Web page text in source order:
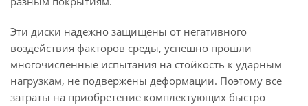
Эти диски надежно защищены от негативного
воздействия факторов среды, успешно прошли
многочисленные испытания на стойкость к ударным
нагрузкам, не подвержены деформации. Поэтому все
затраты на приобретение комплектующих быстро